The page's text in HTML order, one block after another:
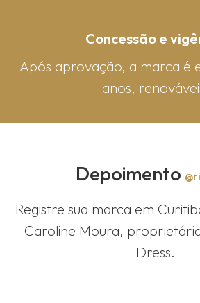
Concessão e
Após aprovação, a marca é
anos,
Depoimento
Registre sua marca em
Caroline Moura,
Dress.